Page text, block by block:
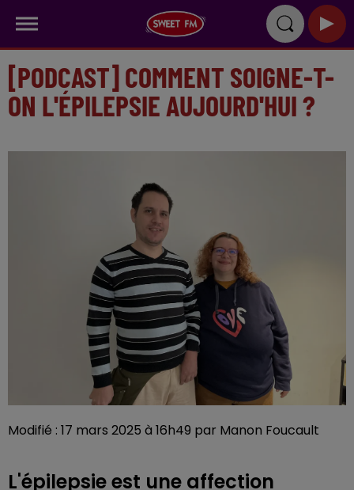
[PODCAST] COMMENT SOIGNE-T-
ON L'ÉPILEPSIE AUJOURD'HUI ?
Modifié : 17 mars 2025 à 16h49 par Manon Foucault
L'épilepsie est une affection